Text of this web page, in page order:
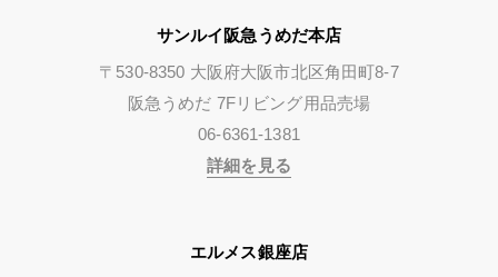
サンルイ阪急うめだ本店
〒530-8350 大阪府大阪市北区角田町8-7
阪急うめだ 7Fリビング用品売場
06-6361-1381
詳細を見る
エルメス銀座店